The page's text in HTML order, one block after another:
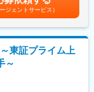
くは5日間の1週間単
ない機器・製品もある
回～8回行っていただ
に併せ適切な提案を
ースケース実現に向
ージェントサービス）
東証プライム上
～